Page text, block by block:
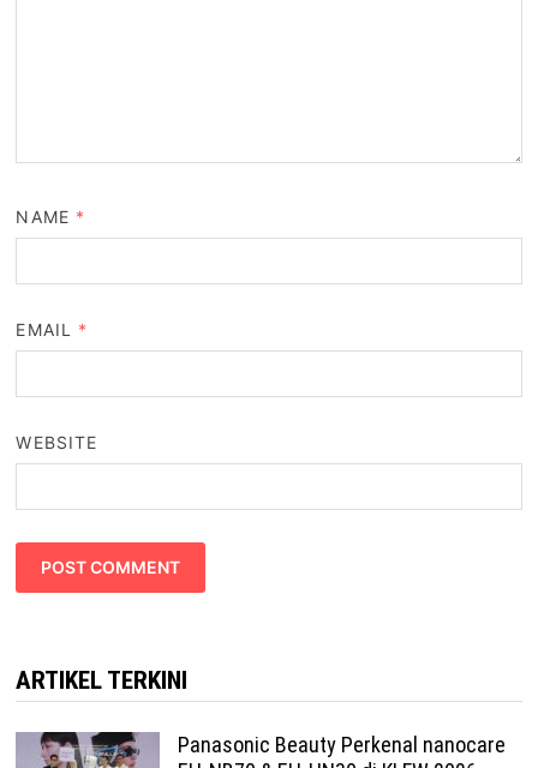
NAME *
EMAIL *
WEBSITE
ARTIKEL TERKINI
Panasonic Beauty Perkenal nanocare